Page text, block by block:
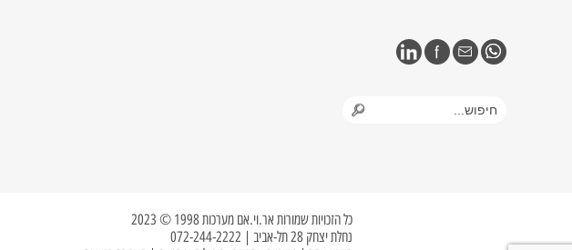
כל הזכויות שמורות אר.וי.אם מערכות 1998 © 2023
נחלת יצחק 28 תל-אביב | 072-244-2222